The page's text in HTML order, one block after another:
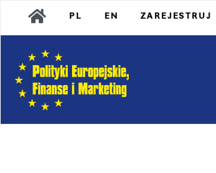
Main
Navigation
Content
Sidebar
PL EN ZAREJESTRUJ